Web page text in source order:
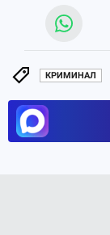
КРИМИНАЛ